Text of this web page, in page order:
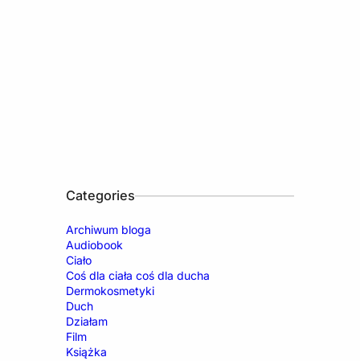
Categories
Archiwum bloga
Audiobook
Ciało
Coś dla ciała coś dla ducha
Dermokosmetyki
Duch
Działam
Film
Książka